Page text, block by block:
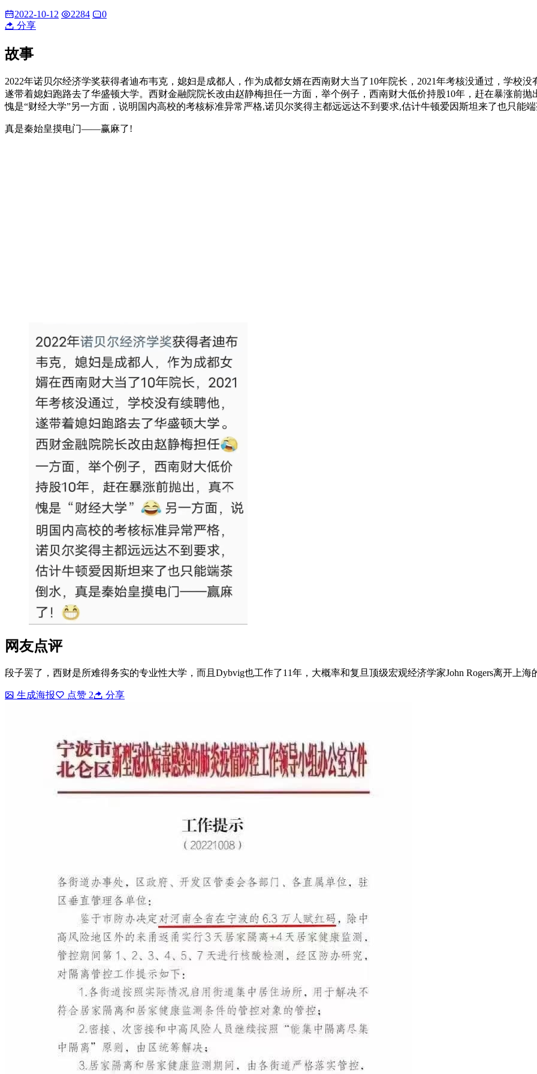
2022-10-12 2284
0
分享
故事
2022年诺贝尔经济学奖获得者迪布韦克，媳妇是成都人，作为成都女婿在西南财大当了10年院长，2021年考核没通过，学校没
遂带着媳妇跑路去了华盛顿大学。西财金融院院长改由赵静梅担任一方面，举个例子，西南财大低价持股10年，赶在暴涨前抛
愧是“财经大学”另一方面，说明国内高校的考核标准异常严格,诺贝尔奖得主都远远达不到要求,估计牛顿爱因斯坦来了也只能端
真是秦始皇摸电门——赢麻了!
网友点评
段子罢了，西财是所难得务实的专业性大学，而且Dybvig也工作了11年，大概率和复旦顶级宏观经济学家John Rogers离开上海
生成海报 点赞 2 分享